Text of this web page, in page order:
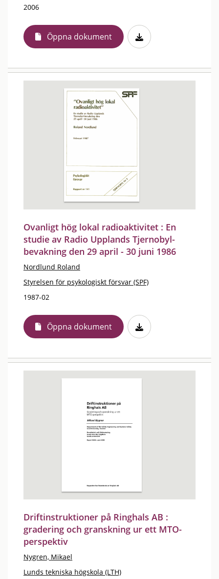
2006
Öppna dokument
Ovanligt hög lokal radioaktivitet : En
studie av Radio Upplands Tjernobyl-
bevakning den 29 april - 30 juni 1986
Nordlund Roland
Styrelsen för psykologiskt försvar (SPF)
1987-02
Öppna dokument
Driftinstruktioner på Ringhals AB :
gradering och granskning ur ett MTO-
perspektiv
Nygren, Mikael
Lunds tekniska högskola (LTH)